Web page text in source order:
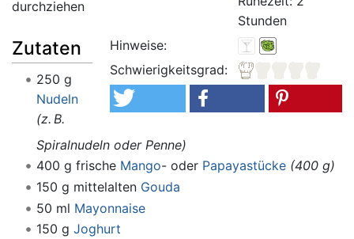
Stunden
Hinweise:
Schwierigkeitsgrad:
durchziehen
Zutaten
250 g
Nudeln
(z. B.
Spiralnudeln oder Penne)
400 g frische Mango- oder Papayastücke (400 g)
150 g mittelalten Gouda
50 ml Mayonnaise
150 g Joghurt